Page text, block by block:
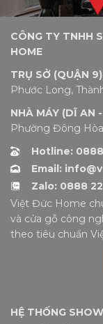
CÔNG TY TNHH
HOME
TRỤ SỞ (QUẬN
Phước Long,
NHÀ MÁY (DĨ AN
Phường Đông
Hotline:
Email:
Zalo: 0888
Việt Đức Home
và cửa gỗ công
theo tiêu chuẩn
HỆ THỐNG